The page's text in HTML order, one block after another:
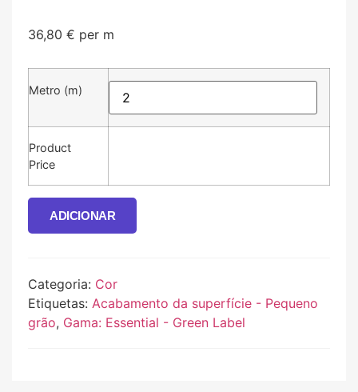
36,80 € per m
Metro (m)
Product
Price
ADICIONAR
Categoria: Cor
Etiquetas: Acabamento da superfície - Pequeno
grão, Gama: Essential - Green Label